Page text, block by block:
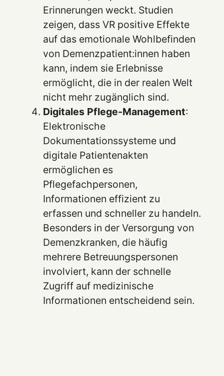
Erinnerungen weckt. Studien
zeigen, dass VR positive Effekte
auf das emotionale Wohlbefinden
von Demenzpatient:innen haben
kann, indem sie Erlebnisse
ermöglicht, die in der realen Welt
nicht mehr zugänglich sind.
Digitales Pflege-Management:
Elektronische
Dokumentationssysteme und
digitale Patientenakten
ermöglichen es
Pflegefachpersonen,
Informationen effizient zu
erfassen und schneller zu handeln.
Besonders in der Versorgung von
Demenzkranken, die häufig
mehrere Betreuungspersonen
involviert, kann der schnelle
Zugriff auf medizinische
Informationen entscheidend sein.